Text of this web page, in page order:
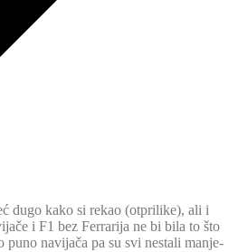
dugo kako si rekao (otprilike), ali i
i F1 bez Ferrarija ne bi bila to što
navijača pa su svi nestali manje-